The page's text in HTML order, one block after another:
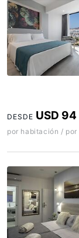
DESDE USD 94
por habitación / por